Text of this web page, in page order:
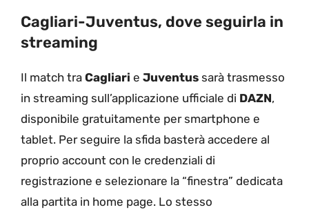
Cagliari-Juventus, dove seguirla in
streaming
Il match tra Cagliari e Juventus sarà trasmesso
in streaming sull’applicazione ufficiale di DAZN,
disponibile gratuitamente per smartphone e
tablet. Per seguire la sfida basterà accedere al
proprio account con le credenziali di
registrazione e selezionare la “finestra” dedicata
alla partita in home page. Lo stesso